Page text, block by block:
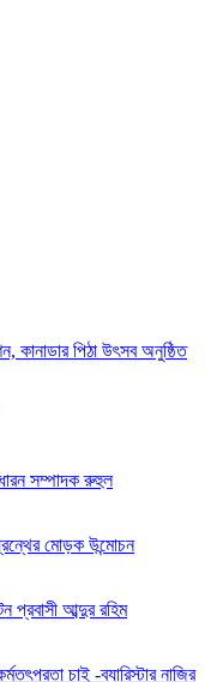
পিঠা উৎসব অনুষ্ঠিত
সম্পাদক রুহুল
মোড়ক উন্মোচন
প্রবাসী আব্দুর রহিম
চাই -ব্যারিস্টার নাজির